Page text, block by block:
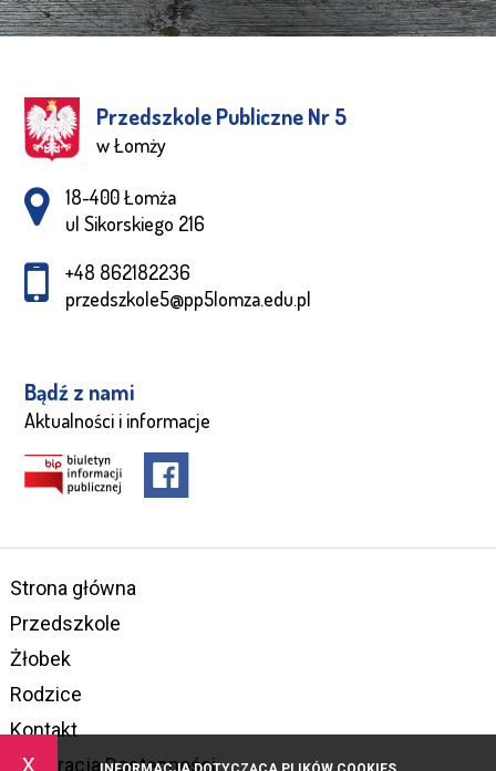
x
Przedszkole Publiczne Nr 5
w Łomży
Adres pocztowy:
18-400 Łomża
ul Sikorskiego 216
+48 862182236
przedszkole5@pp5lomza.edu.pl
Bądź z nami
Aktualności i informacje
Strona główna
Przedszkole
Żłobek
Rodzice
Kontakt
Deklaracja Dostępności